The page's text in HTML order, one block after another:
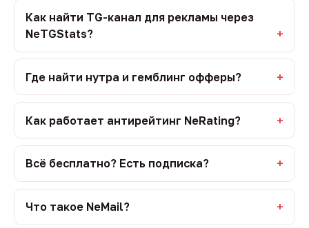
Как найти TG-канал для рекламы через
NeTGStats?
Где найти нутра и гемблинг офферы?
Как работает антирейтинг NeRating?
Всё бесплатно? Есть подписка?
Что такое NeMail?